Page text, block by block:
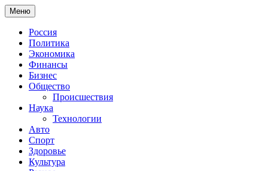
Меню
Россия
Политика
Экономика
Финансы
Бизнес
Общество
Происшествия
Наука
Технологии
Авто
Спорт
Здоровье
Культура